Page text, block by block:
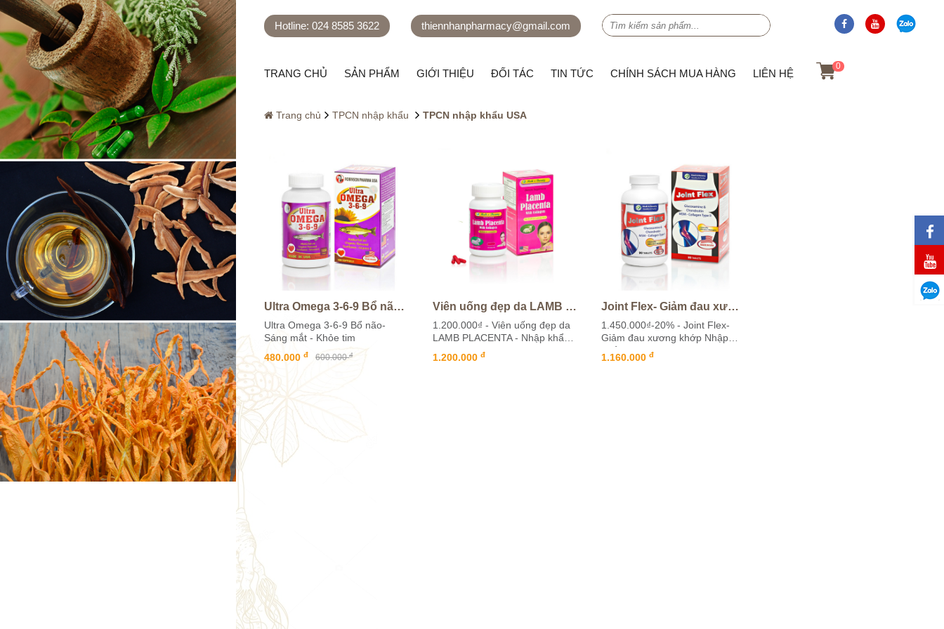
Hotline: 024 8585 3622 thiennhanpharmacy@gmail.com
TRANG CHỦ SẢN PHẨM GIỚI THIỆU ĐỐI TÁC TIN TỨC CHÍNH SÁCH MUA HÀNG LIÊN HỆ
0
Trang chủ TPCN nhập khẩu TPCN nhập khẩu USA
Ultra Omega 3-6-9 Bổ não- Sáng mắt - Khỏe tim
Ultra Omega 3-6-9 Bổ não-
Sáng mắt - Khỏe tim
480.000đ 600.000đ
Viên uống đẹp da LAMB PLACENTA
1.200.000₫ - Viên uống đẹp da
LAMB PLACENTA - Nhập khẩu
1.200.000đ
Joint Flex- Giảm đau xương khớp Nhập khẩu Mỹ
1.450.000₫-20% - Joint Flex-
Giảm đau xương khớp Nhập
khẩu Mỹ
1.160.000 đ